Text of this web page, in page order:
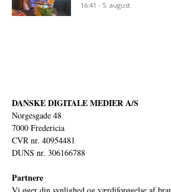
16:41 - 5. august
DANSKE DIGITALE MEDIER A/S
Norgesgade 48
7000 Fredericia
CVR nr. 40954481
DUNS nr. 306166788
Partnere